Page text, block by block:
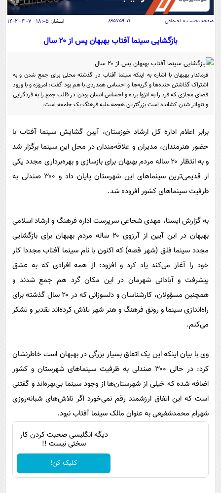
اقتصاد
جامعه
حوادث
سلامت
یک برش دانایی
محیط زیست
سفر و تفریح
بین الملل
سیاست خارجی
فرهنگ و هنر
علم و دانش
اخبار کریپتو
گوناگون
باشگاه مغز
مجله تصویری سلاح
ورزش
سرگرمی
گوناگون
حوادث
محیط زیست
بین الملل
اجتماعی
حیات وحش
سیاست خارجی
عصر ایران 2
خواندنی ها و دیدنی ها
پیامک
آشپزی
دانلود
آموزش زبان
صفحه نخست » اجتماعی کد۸۹۵۷۵۹ انتشار: ۱۸:۰۵ - ۰۷-۰۴-۱۴۰۲
بازگشایی سینما آفتاب بهبهان پس از ۲۰ سال
فرماندار بهبهان با اشاره به اینکه سینما آفتاب در گذشته محلی برای جمع‌ شدن و به
اشتراک گذاشتن خنده‌ها و گریه‌ها و احساس همدردی با هم بود گفت: امروزه و با ورود
فضای مجازی که فرد را به انزوا برده و احساس انسان بودن در قالب جمع را به فردگرایی
و تنهاتر شدن کشانده است بزرگترین هجمه علیه فرهنگ یک جامعه است.
برابر اعلام اداره کل ارشاد خوزستان، آیین گشایش سینما آفتاب با
حضور هنرمندان، مدیران و علاقه‌مندان در محل این سینما برگزار شد
و به انتظار ۲۰ ساله مردم بهبهان برای بازسازی و بهره‌برداری مجدد یکی
از قدیمی‌ترین سینماهای این شهرستان پایان داد و ۳۰۰ صندلی به
ظرفیت سینماهای کشور افزوده شد.
به گزارش ایسنا، مهدی شجاعی سرپرست اداره فرهنگ و ارشاد اسلامی
بهبهان در این آیین از آرزوی ۲۰ ‌ساله مردم بهبهان برای بازگشایی
مجدد سینما فلق (شهر قصه) که اکنون با نام سینما آفتاب مجددا کار
خود را آغاز می‌کند یاد کرد و افزود: از همه افرادی که به عشق
پیشرفت و آبادانی شهرمان در این مکان گرد هم جمع شدند و
همچنین مسؤولان، کارشناسان و دلسوزانی که در ۲۰ سال گذشته برای
راه‌اندازی سینما و رونق فرهنگ و هنر شهر تلاش کرده‌اند تقدیر و تشکر
می‌کنم.
وی با بیان اینکه این یک اتفاق بسیار بزرگی در بهبهان است خاطرنشان
کرد: در حالی ۳۰۰ صندلی به ظرفیت سینماهای شهرستان و کشور
اضافه شده که خیلی از شهرستان‌ها از وجود سینما بی‌بهره‌اند و گفتنی‌
است که این اتفاق ارزشمند رقم نمی‌خورد اگر تلاش‌های شبانه‌روزی
شهرام محمدشفیعی به عنوان مالک سینما آفتاب نبود.
دیگه انگلیسی صحبت کردن کار
سختی نیست !!
کلیک کن!